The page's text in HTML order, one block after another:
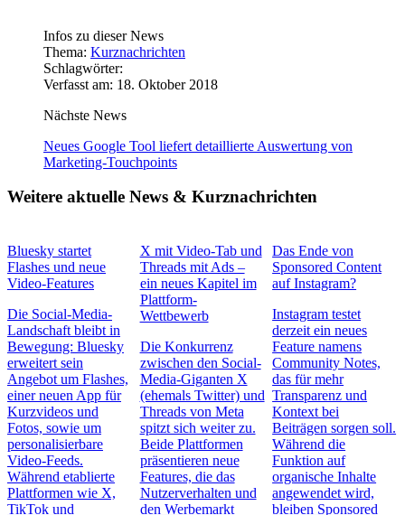
Infos zu dieser News
Thema: Kurznachrichten
Schlagwörter:
Verfasst am: 18. Oktober 2018
Nächste News
Neues Google Tool liefert detaillierte Auswertung von
Marketing-Touchpoints
Weitere aktuelle News & Kurznachrichten
Bluesky startet
Flashes und neue
Video-Features
Die Social-Media-
Landschaft bleibt in
Bewegung: Bluesky
erweitert sein
Angebot um Flashes,
einer neuen App für
Kurzvideos und
Fotos, sowie um
personalisierbare
Video-Feeds.
Während etablierte
Plattformen wie X,
TikTok und
X mit Video-Tab und
Threads mit Ads –
ein neues Kapitel im
Plattform-
Wettbewerb
Die Konkurrenz
zwischen den Social-
Media-Giganten X
(ehemals Twitter) und
Threads von Meta
spitzt sich weiter zu.
Beide Plattformen
präsentieren neue
Features, die das
Nutzerverhalten und
den Werbemarkt
Das Ende von
Sponsored Content
auf Instagram?
Instagram testet
derzeit ein neues
Feature namens
Community Notes,
das für mehr
Transparenz und
Kontext bei
Beiträgen sorgen soll.
Während die
Funktion auf
organische Inhalte
angewendet wird,
bleiben Sponsored